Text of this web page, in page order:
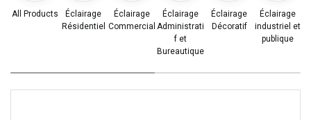
All Products
Éclairage
Résidentiel
Éclairage
Commercial
Éclairage
Administrati
f et
Bureautique
Éclairage
Décoratif
Éclairage
industriel et
publique